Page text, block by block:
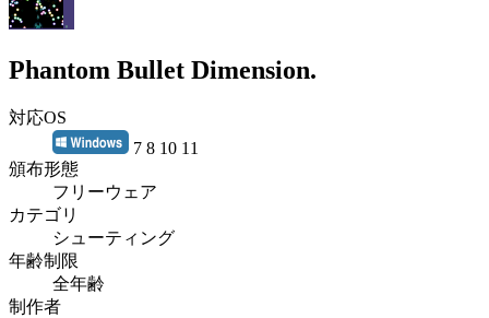
Phantom Bullet Dimension.
対応OS
7 8 10 11
頒布形態
フリーウェア
カテゴリ
シューティング
年齢制限
全年齢
制作者